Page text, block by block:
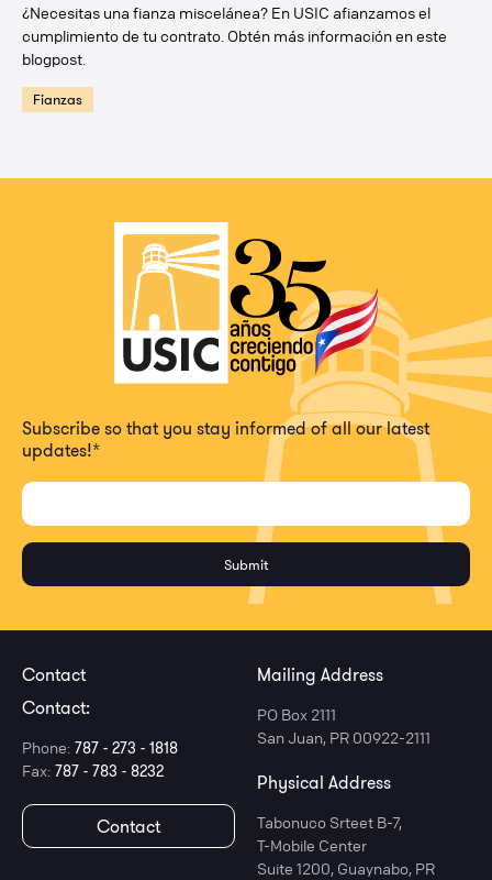
¿Necesitas una fianza miscelánea? En USIC afianzamos el
cumplimiento de tu contrato. Obtén más información en este
blogpost.
Fianzas
Subscribe so that you stay informed of all our latest
updates!*
Contact
Contact:
Phone: 787 - 273 - 1818
Fax: 787 - 783 - 8232
Contact
Mailing Address
PO Box 2111
San Juan, PR 00922-2111
Physical Address
Tabonuco Srteet B-7,
T-Mobile Center
Suite 1200, Guaynabo, PR